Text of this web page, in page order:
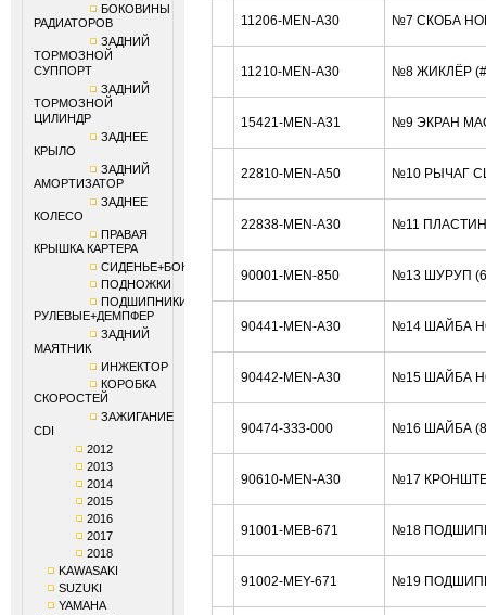
БОКОВИНЫ
РАДИАТОРОВ
ЗАДНИЙ
ТОРМОЗНОЙ
СУППОРТ
ЗАДНИЙ
ТОРМОЗНОЙ
ЦИЛИНДР
ЗАДНЕЕ
КРЫЛО
ЗАДНИЙ
АМОРТИЗАТОР
ЗАДНЕЕ
КОЛЕСО
ПРАВАЯ
КРЫШКА КАРТЕРА
СИДЕНЬЕ+БОКОВИНЫ
ПОДНОЖКИ
ПОДШИПНИКИ
РУЛЕВЫЕ+ДЕМПФЕР
ЗАДНИЙ
МАЯТНИК
ИНЖЕКТОР
КОРОБКА
СКОРОСТЕЙ
ЗАЖИГАНИЕ
CDI
2012
2013
2014
2015
2016
2017
2018
KAWASAKI
SUZUKI
YAMAHA
11206-MEN-A30 №7 СКОБА
11210-MEN-A30 №8 ЖИКЛЁР
15421-MEN-A31 №9 ЭКРАН
22810-MEN-A50 №10 РЫЧАГ
22838-MEN-A30 №11
90001-MEN-850 №13 ШУРУП
90441-MEN-A30 №14 ШАЙБА
90442-MEN-A30 №15 ШАЙБА
90474-333-000 №16 ШАЙБА
90610-MEN-A30 №17
91001-MEB-671 №18
91002-MEY-671 №19